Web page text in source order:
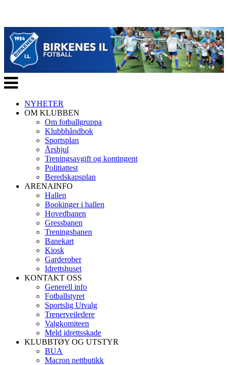
Veksle
navigasjon
NYHETER
OM KLUBBEN
Om fotballgruppa
Klubbhåndbok
Sportsplan
Årshjul
Treningsavgift og kontingent
Politiattest
Beredskapsplan
ARENAINFO
Hallen
Bookinger i hallen
Hovedbanen
Gressbanen
Treningsbanen
Banekart
Kiosk
Garderober
Idrettshuset
KONTAKT OSS
Generell info
Fotballstyret
Sportslig Utvalg
Trenerveiledere
Valgkomiteen
Meld idrettsskade
KLUBBTØY OG UTSTYR
BUA
Macron nettbutikk